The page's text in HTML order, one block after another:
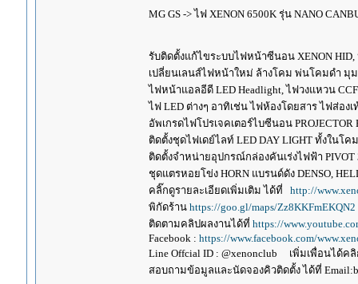
MG GS -> ไฟ XENON 6500K รุ่น NANO
รับติดตั้งแก้ไขระบบไฟหน้าซีนอน XENON
เปลี่ยนเลนส์ไฟหน้าใหม่ ล้างโคม พ่นโคมดำ มุ
ไฟหน้าแอลอีดี LED Headlight, ไฟวงแหวน
ไฟ LED ต่างๆ อาทิเช่น ไฟห้องโดยสาร ไฟส่อ
อัพเกรดไฟโปรเจคเตอร์ไบซีนอน
ติดตั้งชุดไฟเดย์ไลท์ LED DAY LIGHT ทั้งในโ
ติดตั้งจำหน่ายอุปกรณ์กล่องคันเร่งไฟฟ้า PIVOT
ชุดแตรหอยโข่ง HORN แบรนด์ดัง DENSO,
คลิ๊กดูรายละเอียดเพิ่มเติม ได้ที่ http://
พิกัดร้าน https://goo.gl/maps/Zz8KKFmEKQN2
ติดตามคลิปผลงานได้ที่ https://
Facebook : https://www.facebook.com/
Line Offcial ID : @xenonclub เพิ่มเพื่อนได้ค
สอบถามข้อมูลและนัดจองคิวติดตั้ง ได้ที่